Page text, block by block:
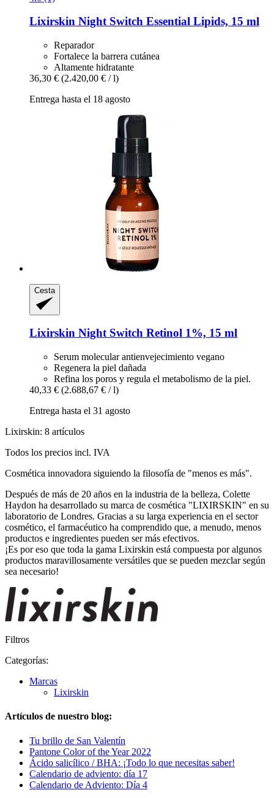
Lixirskin Night Switch Essential Lipids, 15 ml
Reparador
Fortalece la barrera cutánea
Altamente hidratante
36,30 € (2.420,00 € / l)
Entrega hasta el 18 agosto
Cesta
Lixirskin Night Switch Retinol 1%, 15 ml
Serum molecular antienvejecimiento vegano
Regenera la piel dañada
Refina los poros y regula el metabolismo de la piel.
40,33 € (2.688,67 € / l)
Entrega hasta el 31 agosto
Lixirskin: 8 artículos
Todos los precios incl. IVA
Cosmética innovadora siguiendo la filosofía de "menos es más".
Después de más de 20 años en la industria de la belleza, Colette
Haydon ha desarrollado su marca de cosmética "LIXIRSKIN" en su
laboratorio de Londres. Gracias a su larga experiencia en el sector
cosmético, el farmacéutico ha comprendido que, a menudo, menos
productos e ingredientes pueden ser más efectivos.
¡Es por eso que toda la gama Lixirskin está compuesta por algunos
productos maravillosamente versátiles que se pueden mezclar según
sea necesario!
Filtros
Categorías:
Marcas
Lixirskin
Artículos de nuestro blog:
Tu brillo de San Valentín
Pantone Color of the Year 2022
Ácido salicílico / BHA: ¡Todo lo que necesitas saber!
Calendario de adviento: día 17
Calendario de Adviento: Día 4